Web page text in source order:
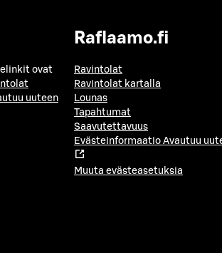
ovat
uuteen
Raflaamo.fi
Ravintolat
Ravintolat kartalla
Lounas
Tapahtumat
Saavutettavuus
Evästeinformaatio Avautuu
Muuta evästeasetuksia